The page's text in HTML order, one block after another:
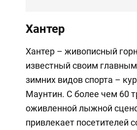
Хантер
Хантер – живописный
известный своим
зимних видов спорта –
Маунтин. С более чем 60
оживленной лыжной
привлекает посетителей